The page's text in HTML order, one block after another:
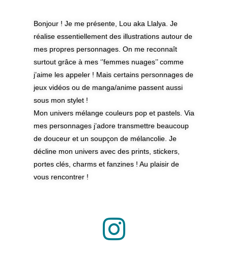
Bonjour ! Je me présente, Lou aka Llalya. Je
réalise essentiellement des illustrations autour de
mes propres personnages. On me reconnaît
surtout grâce à mes ‘’femmes nuages’’ comme
j’aime les appeler ! Mais certains personnages de
jeux vidéos ou de manga/anime passent aussi
sous mon stylet !
Mon univers mélange couleurs pop et pastels. Via
mes personnages j’adore transmettre beaucoup
de douceur et un soupçon de mélancolie. Je
décline mon univers avec des prints, stickers,
portes clés, charms et fanzines ! Au plaisir de
vous rencontrer !